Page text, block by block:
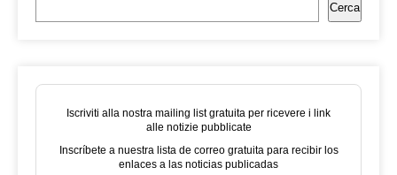
Cerca
Iscriviti alla nostra mailing list gratuita per ricevere i link
alle notizie pubblicate
Inscríbete a nuestra lista de correo gratuita para recibir los
enlaces a las noticias publicadas